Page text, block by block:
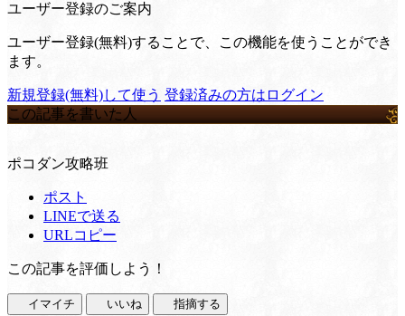
ユーザー登録のご案内
ユーザー登録(無料)することで、この機能を使うことができ
ます。
新規登録(無料)して使う 登録済みの方はログイン
この記事を書いた人
ポコダン攻略班
ポスト
LINEで送る
URLコピー
この記事を評価しよう！
イマイチ いいね 指摘する